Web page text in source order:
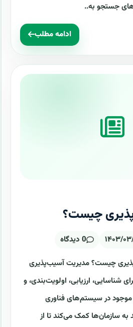
جستجو به..
ادامه مطلب
چیست؟
۰۳/۰۸ 0 دیدگاه
چیست؟ مدیریت آسیب‌پذیری
شناسایی، ارزیابی، اولویت‌بندی، و
در سیستم‌های فناوری
به سازمان‌ها کمک می‌کند تا از